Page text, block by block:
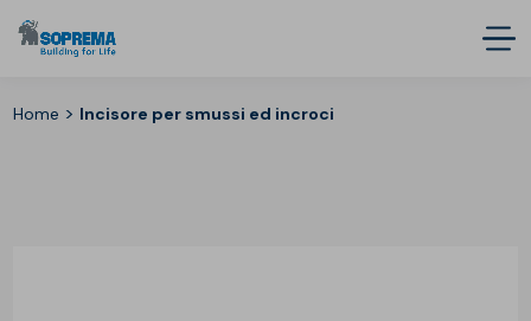
Home > Incisore per smussi ed incroci